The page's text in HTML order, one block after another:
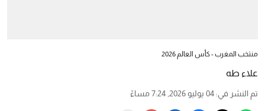
منتخب المغرب - كأس العالم 2026
علاء طه
تم النشر في: 04 يوليو 2026, 7:24 مساءً